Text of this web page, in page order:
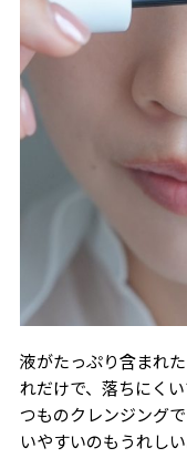
液がたっぷり含まれ
れだけで、落ちにく
つものクレンジング
いやすいのもうれしい